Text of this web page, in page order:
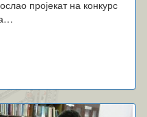
пројекат на конкурс